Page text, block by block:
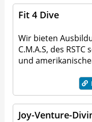
Fit 4 Dive
Wir bieten
C.M.A.S, des
und
Joy-Venture-